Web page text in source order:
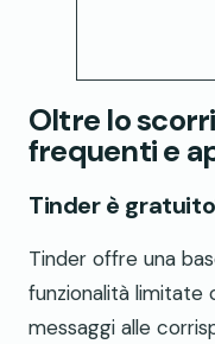
Oltre lo
frequenti e
Tinder è
Tinder offre una
funzionalità limitate
messaggi alle